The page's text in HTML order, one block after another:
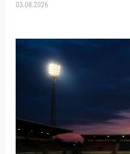
03.08.2026